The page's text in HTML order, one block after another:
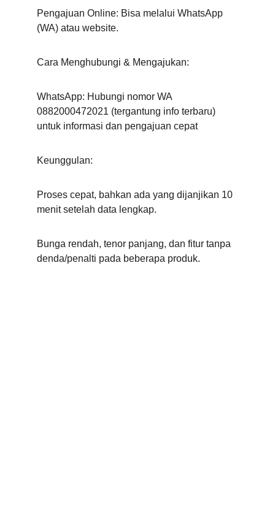
Pengajuan Online: Bisa melalui WhatsApp
(WA) atau website.
Cara Menghubungi & Mengajukan:
WhatsApp: Hubungi nomor WA
0882000472021 (tergantung info terbaru)
untuk informasi dan pengajuan cepat
Keunggulan:
Proses cepat, bahkan ada yang dijanjikan 10
menit setelah data lengkap.
Bunga rendah, tenor panjang, dan fitur tanpa
denda/penalti pada beberapa produk.